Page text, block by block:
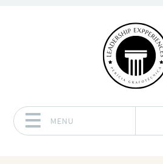
MENU